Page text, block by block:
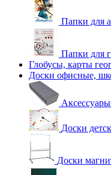
Папки для
Папки для
Глобусы, карты
Доски офисные,
Доски
Доски